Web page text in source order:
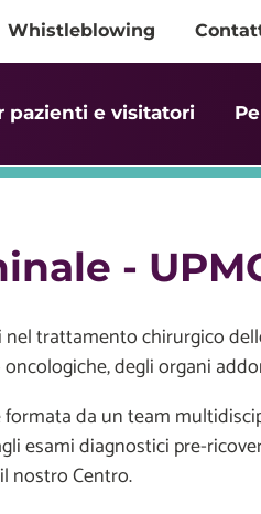
Whistleblowing
pazienti e visitatori
-
trattamento chirurgico
degli organi
da un team
esami diagnostici pre-
nostro Centro.